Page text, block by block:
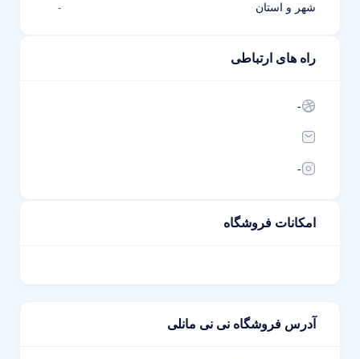
شهر و استان -
راه های ارتباطی
-
-
امکانات فروشگاه
آدرس فروشگاه نی نی مانلی